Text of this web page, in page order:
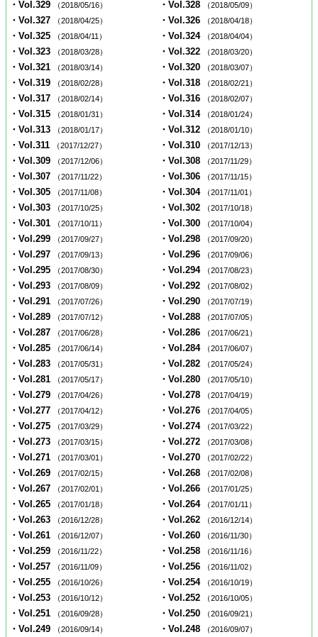
・Vol.329 （2018/05/16） ・Vol.328 （2018/05/09）
・Vol.327 （2018/04/25） ・Vol.326 （2018/04/18）
・Vol.325 （2018/04/11） ・Vol.324 （2018/04/04）
・Vol.323 （2018/03/28） ・Vol.322 （2018/03/20）
・Vol.321 （2018/03/14） ・Vol.320 （2018/03/07）
・Vol.319 （2018/02/28） ・Vol.318 （2018/02/21）
・Vol.317 （2018/02/14） ・Vol.316 （2018/02/07）
・Vol.315 （2018/01/31） ・Vol.314 （2018/01/24）
・Vol.313 （2018/01/17） ・Vol.312 （2018/01/10）
・Vol.311 （2017/12/27） ・Vol.310 （2017/12/13）
・Vol.309 （2017/12/06） ・Vol.308 （2017/11/29）
・Vol.307 （2017/11/22） ・Vol.306 （2017/11/15）
・Vol.305 （2017/11/08） ・Vol.304 （2017/11/01）
・Vol.303 （2017/10/25） ・Vol.302 （2017/10/18）
・Vol.301 （2017/10/11） ・Vol.300 （2017/10/04）
・Vol.299 （2017/09/27） ・Vol.298 （2017/09/20）
・Vol.297 （2017/09/13） ・Vol.296 （2017/09/06）
・Vol.295 （2017/08/30） ・Vol.294 （2017/08/23）
・Vol.293 （2017/08/09） ・Vol.292 （2017/08/02）
・Vol.291 （2017/07/26） ・Vol.290 （2017/07/19）
・Vol.289 （2017/07/12） ・Vol.288 （2017/07/05）
・Vol.287 （2017/06/28） ・Vol.286 （2017/06/21）
・Vol.285 （2017/06/14） ・Vol.284 （2017/06/07）
・Vol.283 （2017/05/31） ・Vol.282 （2017/05/24）
・Vol.281 （2017/05/17） ・Vol.280 （2017/05/10）
・Vol.279 （2017/04/26） ・Vol.278 （2017/04/19）
・Vol.277 （2017/04/12） ・Vol.276 （2017/04/05）
・Vol.275 （2017/03/29） ・Vol.274 （2017/03/22）
・Vol.273 （2017/03/15） ・Vol.272 （2017/03/08）
・Vol.271 （2017/03/01） ・Vol.270 （2017/02/22）
・Vol.269 （2017/02/15） ・Vol.268 （2017/02/08）
・Vol.267 （2017/02/01） ・Vol.266 （2017/01/25）
・Vol.265 （2017/01/18） ・Vol.264 （2017/01/11）
・Vol.263 （2016/12/28） ・Vol.262 （2016/12/14）
・Vol.261 （2016/12/07） ・Vol.260 （2016/11/30）
・Vol.259 （2016/11/22） ・Vol.258 （2016/11/16）
・Vol.257 （2016/11/09） ・Vol.256 （2016/11/02）
・Vol.255 （2016/10/26） ・Vol.254 （2016/10/19）
・Vol.253 （2016/10/12） ・Vol.252 （2016/10/05）
・Vol.251 （2016/09/28） ・Vol.250 （2016/09/21）
・Vol.249 （2016/09/14） ・Vol.248 （2016/09/07）